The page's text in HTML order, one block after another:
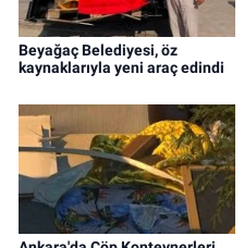
Beyağaç Belediyesi, öz
kaynaklarıyla yeni araç edindi